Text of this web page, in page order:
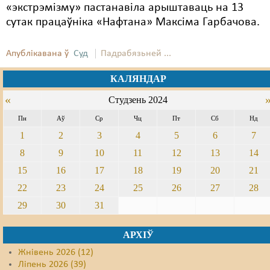
«экстрэмізму» пастанавіла арыштаваць на 13
сутак працаўніка «Нафтана» Максіма Гарбачова.
Апублікавана ў Суд Падрабязьней ...
КАЛЯНДАР
« Студзень 2024
Пн Аў Ср Чц Пт Сб Нд
1 2 3 4 5 6
7
8
9 10 11 12 13
14
15
16 17 18 19 20
21
22
23 24 25 26 27
28
29
30 31
АРХІЎ
Жнівень 2026 (12)
Ліпень 2026 (39)